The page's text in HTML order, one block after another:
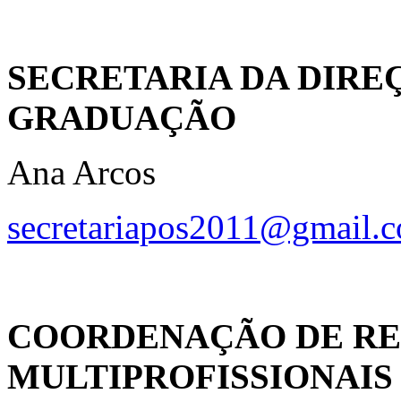
SECRETARIA DA
GRADUAÇÃO
Ana Arcos
COORDENAÇÃO DE
MULTIPROFISSIONAIS